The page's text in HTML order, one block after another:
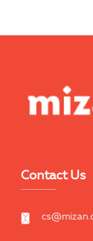
Contact Us